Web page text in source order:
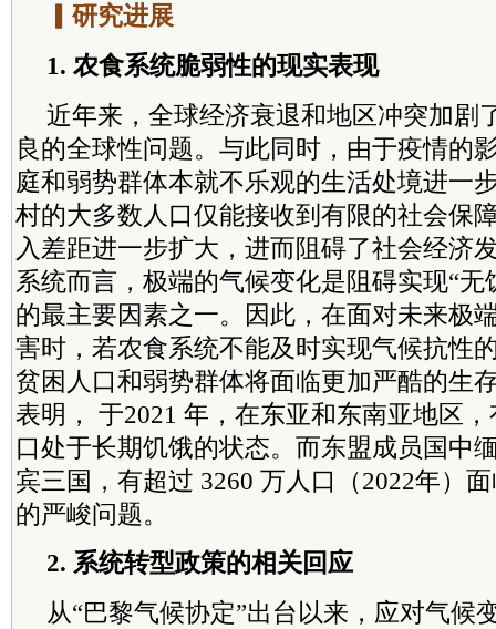
▎研究进展
1. 农食系统脆弱性的现实表现
近年来，全球经济衰退和地区冲突加剧
良的全球性问题。与此同时，由于疫情的
庭和弱势群体本就不乐观的生活处境进一
村的大多数人口仅能接收到有限的社会保
入差距进一步扩大，进而阻碍了社会经济
系统而言， 极端的气候变化是阻碍实现“无
的最主要因素之一。因此，在面对未来极
害时，若农食系统不能及时实现气候抗性
贫困人口和弱势群体将面临更加严酷的生
表明， 于2021 年，在东亚和东南亚地区
口处于长期饥饿的状态。而东盟成员国中
宾三国，有超过 3260 万人口（2022年）
的严峻问题。
2. 系统转型政策的相关回应
从“巴黎气候协定”出台以来，应对气候